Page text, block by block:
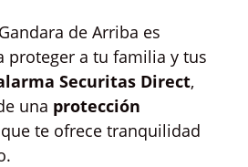
de Arriba es
proteger a tu familia y tus
Securitas Direct,
una protección
que te ofrece tranquilidad